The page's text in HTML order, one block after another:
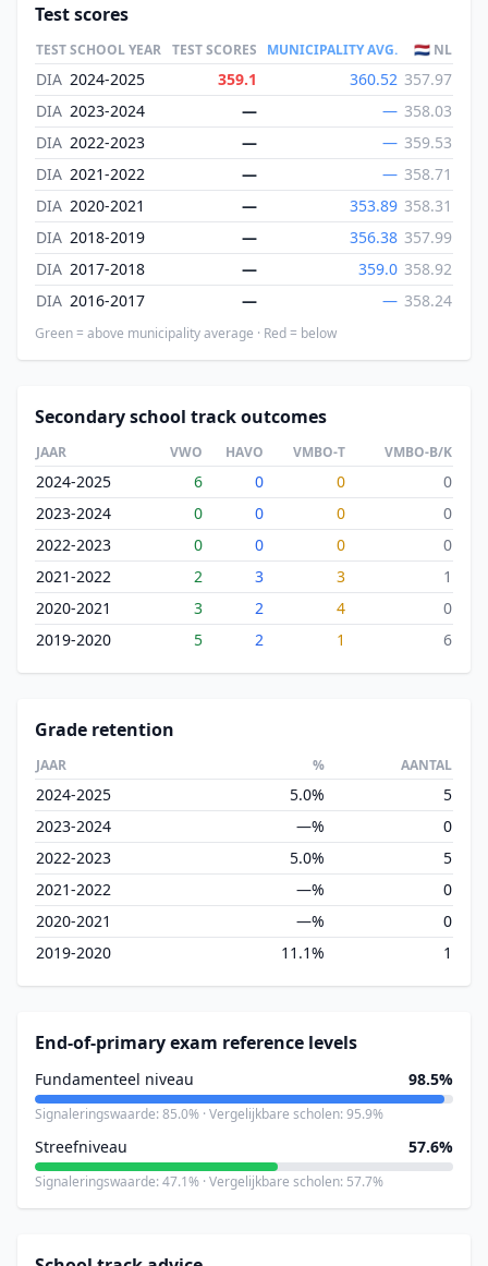
Test scores
TESTSCHOOL YEAR TEST SCORES MUNICIPALITY AVG. 🇳🇱 NL
DIA 2024-2025 359.1 360.52 357.97
DIA 2023-2024 — — 358.03
DIA 2022-2023 — — 359.53
DIA 2021-2022 — — 358.71
DIA 2020-2021 — 353.89 358.31
DIA 2018-2019 — 356.38 357.99
DIA 2017-2018 — 359.0 358.92
DIA 2016-2017 — — 358.24
Green = above municipality average · Red = below
Secondary school track outcomes
JAAR VWO HAVO VMBO-T VMBO-B/K
2024-2025 6 0 0
0
2023-2024
0 0 0
0
2022-2023
0 0 0
0
2021-2022
2 3 3
1
2020-2021
3 2 4
0
2019-2020
5 2 1 6
Grade retention
JAAR % AANTAL
2024-2025 5.0%
5
2023-2024
—%
0
2022-2023
5.0%
5
2021-2022
—%
0
2020-2021
—%
0
2019-2020
11.1% 1
End-of-primary exam reference levels
Fundamenteel niveau 98.5%
Signaleringswaarde: 85.0% · Vergelijkbare scholen: 95.9%
Streefniveau 57.6%
Signaleringswaarde: 47.1% · Vergelijkbare scholen: 57.7%